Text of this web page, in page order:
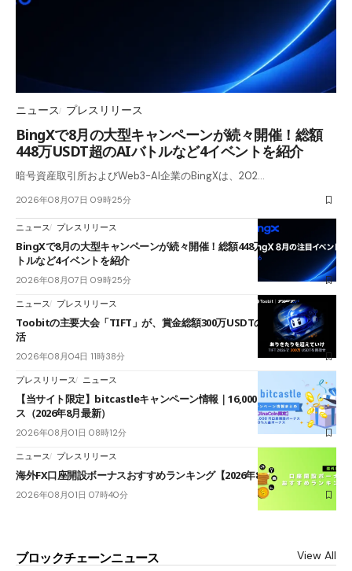
ニュース プレスリリース
BingXで8月の大型キャンペーンが続々開催！総額
448万USDT超のAIバトルなど4イベントを紹介
暗号資産取引所およびWeb3-AI企業のBingXは、202…
2026年08月07日 09時25分
ニュース プレスリリース
BingXで8月の大型キャンペーンが続々開催！総額448万USDT超のAIバ
トルなど4イベントを紹介
2026年08月07日 09時25分
ニュース プレスリリース
Toobitの主要大会「TIFT」が、賞金総額300万USDTのレースとして復
活
2026年08月04日 11時38分
プレスリリース ニュース
【当サイト限定】bitcastleキャンペーン情報｜16,000円口座開設ボーナ
ス（2026年8月最新）
2026年08月01日 08時12分
ニュース プレスリリース
海外FX口座開設ボーナスおすすめランキング【2026年8月最新】
2026年08月01日 07時40分
ブロックチェーンニュース View All